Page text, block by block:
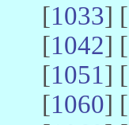
[1033] [
[1042] [
[1051] [
[1060] [